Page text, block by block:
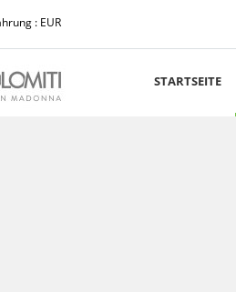
: EUR
STARTSEITE